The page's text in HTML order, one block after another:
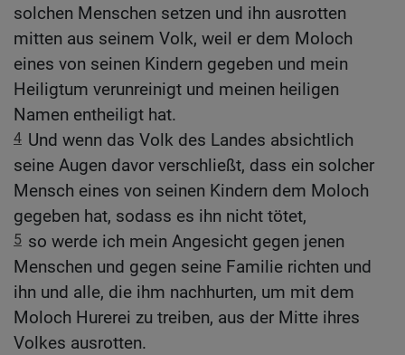
solchen Menschen setzen und ihn ausrotten
mitten aus seinem Volk, weil er dem Moloch
eines von seinen Kindern gegeben und mein
Heiligtum verunreinigt und meinen heiligen
Namen entheiligt hat.
4 Und wenn das Volk des Landes absichtlich
seine Augen davor verschließt, dass ein solcher
Mensch eines von seinen Kindern dem Moloch
gegeben hat, sodass es ihn nicht tötet,
5 so werde ich mein Angesicht gegen jenen
Menschen und gegen seine Familie richten und
ihn und alle, die ihm nachhurten, um mit dem
Moloch Hurerei zu treiben, aus der Mitte ihres
Volkes ausrotten.